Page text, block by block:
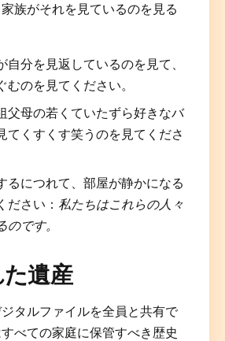
族がそれを見ているのを見る
自分を見返しているのを見て、
むのを見てください。
父母の若くていたずら好きなバ
てくすくす笑うのを見てくださ
るにつれて、部屋が静かになる
ださい： 私たちはこれらの人々
です。
遺産
タルファイルを全員と共有で
べての家庭に保管すべき歴史